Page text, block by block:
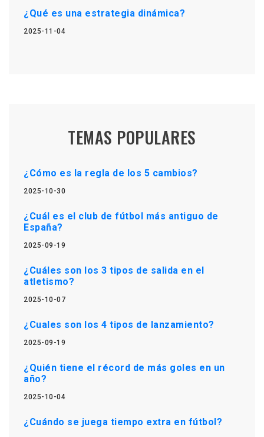
¿Qué es una estrategia dinámica?
2025-11-04
TEMAS POPULARES
¿Cómo es la regla de los 5 cambios?
2025-10-30
¿Cuál es el club de fútbol más antiguo de
España?
2025-09-19
¿Cuáles son los 3 tipos de salida en el
atletismo?
2025-10-07
¿Cuales son los 4 tipos de lanzamiento?
2025-09-19
¿Quién tiene el récord de más goles en un
año?
2025-10-04
¿Cuándo se juega tiempo extra en fútbol?